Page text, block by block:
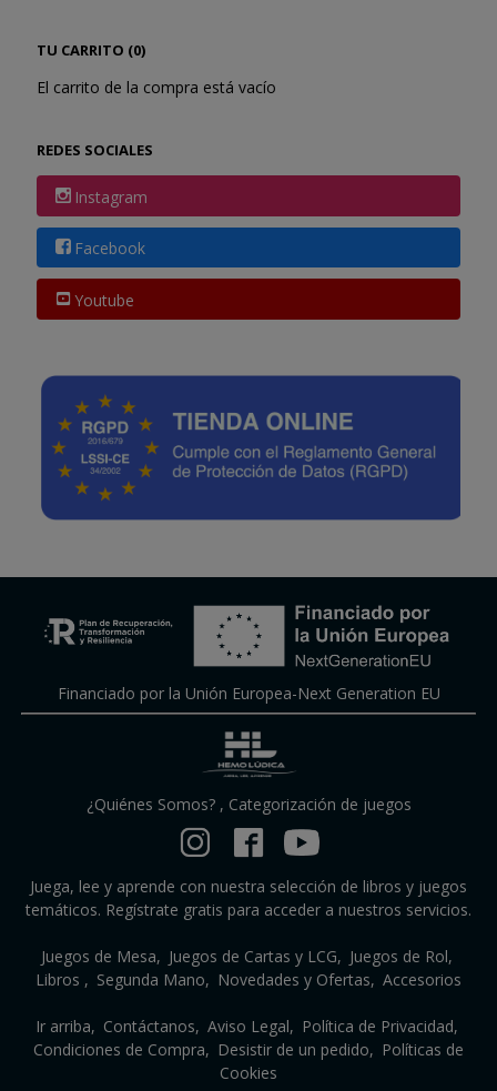
TU CARRITO (0)
El carrito de la compra está vacío
REDES SOCIALES
Instagram
Facebook
Youtube
Financiado por la Unión Europea-Next Generation EU
¿Quiénes Somos?, Categorización de juegos
Juega, lee y aprende con nuestra selección de libros y juegos
temáticos. Regístrate gratis para acceder a nuestros servicios.
Juegos de Mesa Juegos de Cartas y LCG
Juegos de Rol
Libros
Segunda Mano Novedades y Ofertas Accesorios
Ir arriba Contáctanos Aviso Legal
Política de Privacidad
Condiciones de Compra
Desistir de un pedido
Políticas de
Cookies